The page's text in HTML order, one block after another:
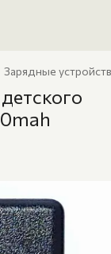
Зарядные